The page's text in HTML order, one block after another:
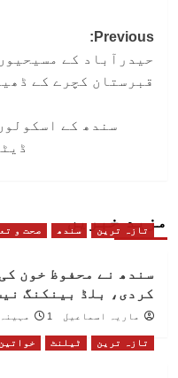
Post
navigation
Previous:
حیدرآباد کے
قبرستان کچرے کے
سندھ کے
مزید خبریں
تازہ ترین سندھ صحت و
سندھ نے محفوظ خون
کردی، بلڈ بینکنگ
ماریہ اسماعیل 1 مہینہ ago
تازہ ترین ٹیلنٹ خواتین